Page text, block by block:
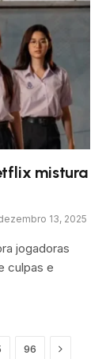
mistura
13, 2025
jogadoras
culpas e
96 Próximo